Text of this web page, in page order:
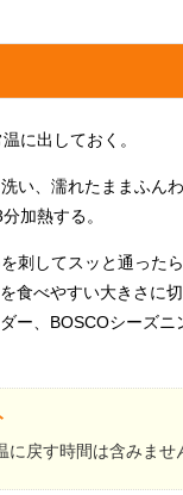
に出しておく。
い、濡れたままふん
加熱する。
刺してスッと通った
食べやすい大きさに
ー、BOSCOシーズニ
戻す時間は含みませ